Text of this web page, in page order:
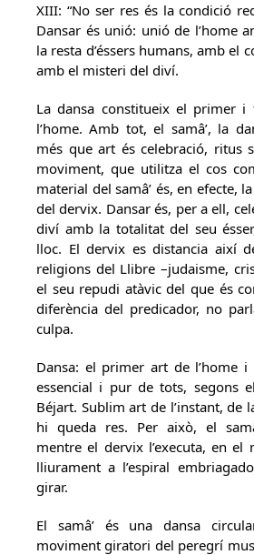
XIII: “No ser res és la condició
Dansar és unió: unió de l’home
la resta d’éssers humans, amb el
amb el misteri del diví.
La dansa constitueix el primer i
l’home. Amb tot, el samâ’, la
més que art és celebració, ritus
moviment, que utilitza el cos
material del samâ’ és, en efecte,
del dervix. Dansar és, per a ell,
diví amb la totalitat del seu
lloc. El dervix es distancia així
religions del Llibre –judaisme,
el seu repudi atàvic del que és
diferència del predicador, no
culpa.
Dansa: el primer art de l’home
essencial i pur de tots, segons
Béjart. Sublim art de l’instant, de
hi queda res. Per això, el
mentre el dervix l’executa, en el
lliurament a l’espiral
girar.
El samâ’ és una dansa
moviment giratori del peregrí